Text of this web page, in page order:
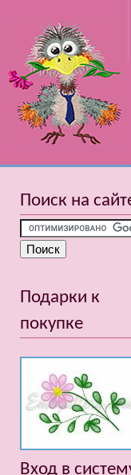
Поиск на
Подарки к
покупке
Вход в